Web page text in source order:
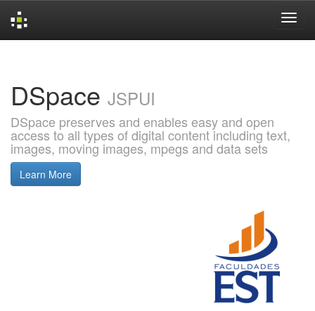
DSpace JSPUI
DSpace preserves and enables easy and open
access to all types of digital content including text,
images, moving images, mpegs and data sets
Learn More